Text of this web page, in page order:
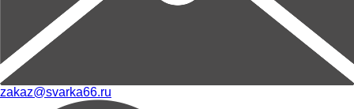
zakaz@svarka66.ru